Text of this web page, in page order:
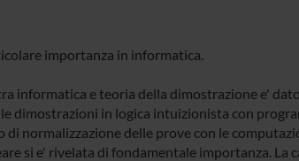
importanza in informatica.
informatica e teoria della dimostrazione e'
dimostrazioni in logica intuizionista con
normalizzazione delle prove con le
si e' rivelata di fondamentale importanza. La